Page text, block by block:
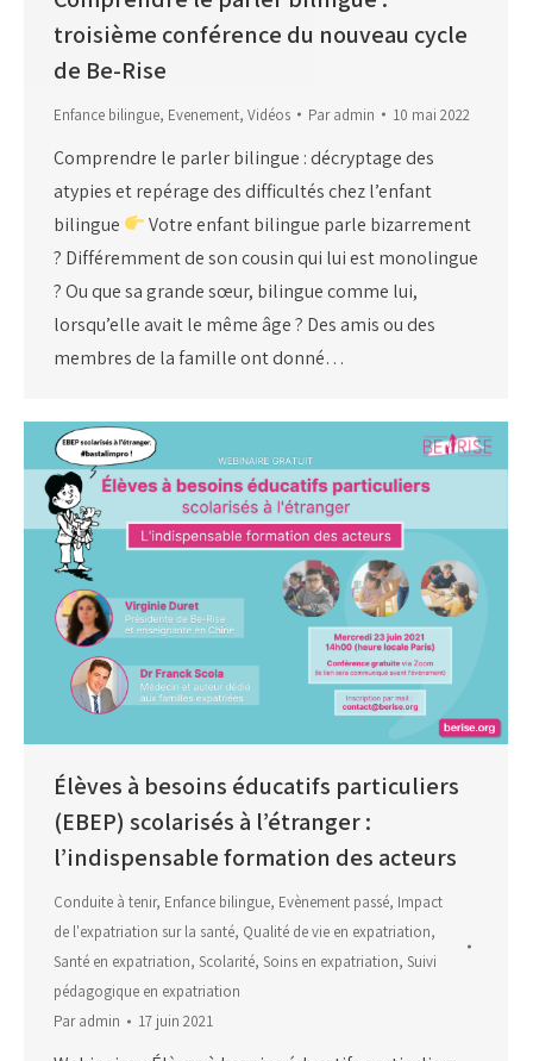
troisième conférence du nouveau cycle
de Be-Rise
Enfance bilingue, Evenement, Vidéos Paradmin 10 mai 2022
Comprendre le parler bilingue : décryptage des
atypies et repérage des difficultés chez l’enfant
bilingue
Votre enfant bilingue parle bizarrement
? Différemment de son cousin qui lui est monolingue
? Ou que sa grande sœur, bilingue comme lui,
lorsqu’elle avait le même âge ? Des amis ou des
membres de la famille ont donné…
Élèves à besoins éducatifs particuliers
(EBEP) scolarisés à l’étranger :
l’indispensable formation des acteurs
Conduite à tenir, Enfance bilingue, Evènement passé, Impact
de l'expatriation sur la santé, Qualité de vie en expatriation,
Santé en expatriation, Scolarité, Soins en expatriation, Suivi
pédagogique en expatriation
Paradmin 17 juin 2021